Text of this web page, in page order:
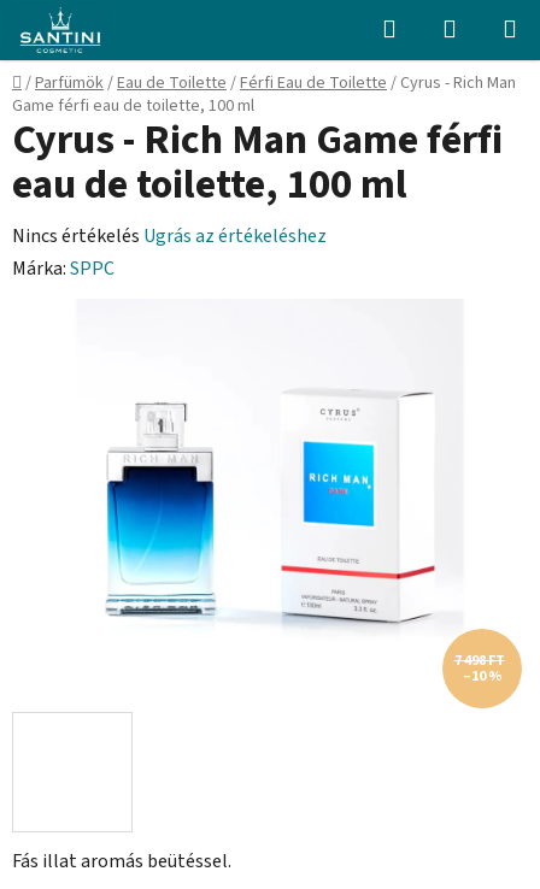
fő
tartalomhoz
Keresés KOSÁR
Kezdőlap
/Parfümök/Eau de Toilette/Férfi Eau de Toilette/ Cyrus - Rich Man
Game férfi eau de toilette, 100 ml
Fás illat aromás beütéssel.
Cyrus - Rich Man Game férfi
eau de toilette, 100 ml
A
termék
Nincs értékelés Ugrás az értékeléshez
Márka:SPPC
7 498 FT
–10 %